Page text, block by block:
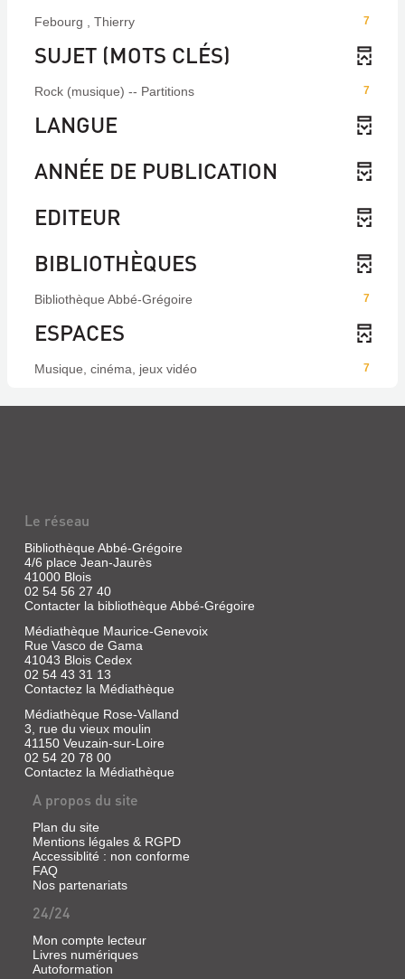
7
Febourg , Thierry
SUJET (MOTS CLÉS)
7
Rock (musique) -- Partitions
LANGUE
ANNÉE DE PUBLICATION
EDITEUR
BIBLIOTHÈQUES
7
Bibliothèque Abbé-Grégoire
ESPACES
7
Musique, cinéma, jeux vidéo
Le réseau
Bibliothèque Abbé-Grégoire
4/6 place Jean-Jaurès
41000 Blois
02 54 56 27 40
Contacter la bibliothèque Abbé-Grégoire
Médiathèque Maurice-Genevoix
Rue Vasco de Gama
41043 Blois Cedex
02 54 43 31 13
Contactez la Médiathèque
Médiathèque Rose-Valland
3, rue du vieux moulin
41150 Veuzain-sur-Loire
02 54 20 78 00
Contactez la Médiathèque
A propos du site
Plan du site
Mentions légales & RGPD
Accessiblité : non conforme
FAQ
Nos partenariats
24/24
Mon compte lecteur
Livres numériques
Autoformation